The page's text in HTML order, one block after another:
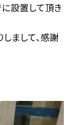
設置して頂き
まして、感謝